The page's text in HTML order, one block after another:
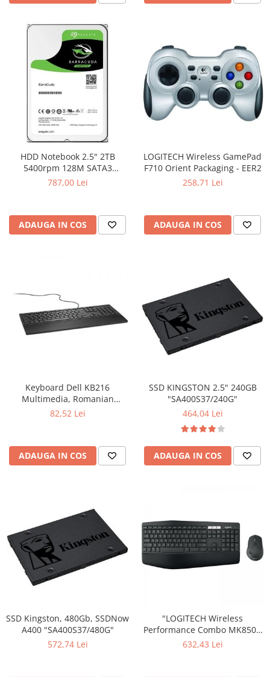
HDD Notebook 2.5" 2TB
5400rpm 128M SATA3
SEAGATE
787,00 Lei
ADAUGA IN COS
LOGITECH Wireless GamePad
F710 Orient Packaging - EER2
258,71 Lei
ADAUGA IN COS
Keyboard Dell KB216
Multimedia, Romanian
(QWERTZ), Black
82,52 Lei
ADAUGA IN COS
SSD KINGSTON 2.5" 240GB
"SA400S37/240G"
464,04 Lei
ADAUGA IN COS
SSD Kingston, 480Gb, SSDNow
A400 "SA400S37/480G"
572,74 Lei
"LOGITECH Wireless
Performance Combo MK850 -
INTNL - US International
632,43 Lei